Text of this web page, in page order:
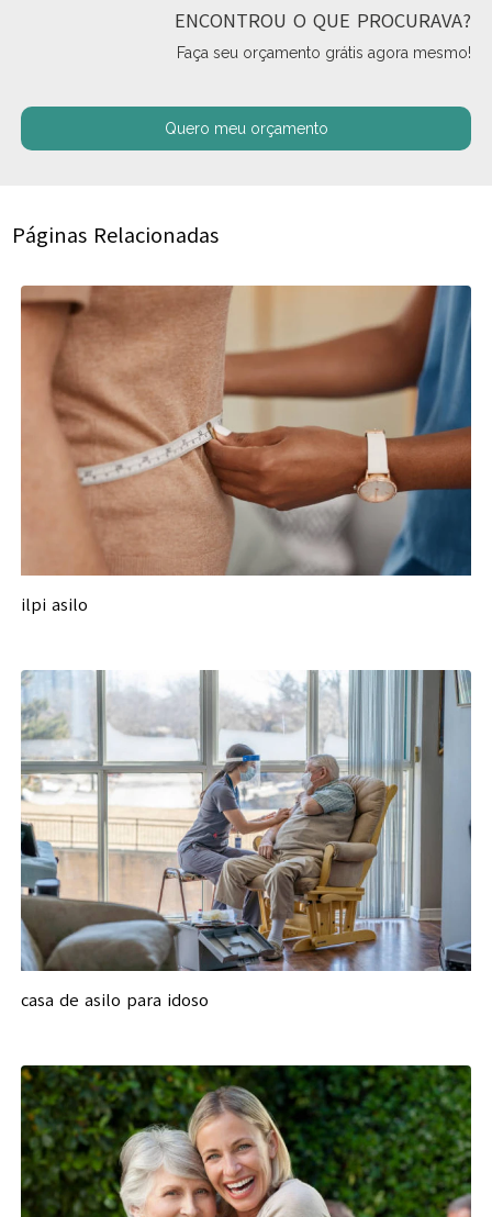
ENCONTROU O QUE PROCURAVA?
Faça seu orçamento grátis agora mesmo!
Quero meu orçamento
Páginas Relacionadas
ilpi asilo
casa de asilo para idoso